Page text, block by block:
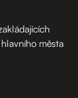
města